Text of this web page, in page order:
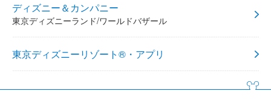
ディズニー＆カンパニー
東京ディズニーランド/ワールドバザール
東京ディズニーリゾート®・アプリ